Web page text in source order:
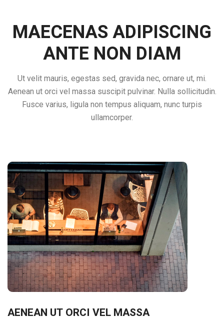
MAECENAS ADIPISCING
ANTE NON DIAM
Ut velit mauris, egestas sed, gravida nec, ornare ut, mi.
Aenean ut orci vel massa suscipit pulvinar. Nulla sollicitudin.
Fusce varius, ligula non tempus aliquam, nunc turpis
ullamcorper.
AENEAN UT ORCI VEL MASSA